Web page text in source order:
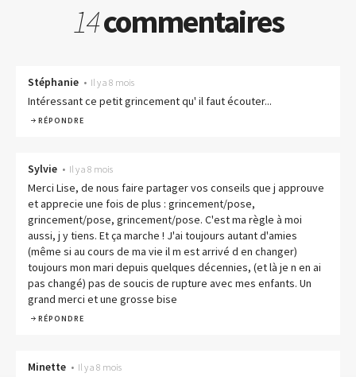
14commentaires
Stéphanie • Il y a 8 mois
Intéressant ce petit grincement qu' il faut écouter...
RÉPONDRE
Sylvie • Il y a 8 mois
Merci Lise, de nous faire partager vos conseils que j approuve
et apprecie une fois de plus : grincement/pose,
grincement/pose, grincement/pose. C'est ma règle à moi
aussi, j y tiens. Et ça marche ! J'ai toujours autant d'amies
(même si au cours de ma vie il m est arrivé d en changer)
toujours mon mari depuis quelques décennies, (et là je n en ai
pas changé) pas de soucis de rupture avec mes enfants. Un
grand merci et une grosse bise
RÉPONDRE
Minette • Il y a 8 mois